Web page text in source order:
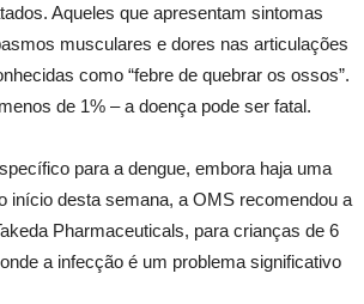
Aqueles que apresentam sintomas
musculares e dores nas articulações
como “febre de quebrar os ossos”.
de 1% – a doença pode ser fatal.
para a dengue, embora haja uma
início desta semana, a OMS recomendou a
Pharmaceuticals, para crianças de 6
a infecção é um problema significativo